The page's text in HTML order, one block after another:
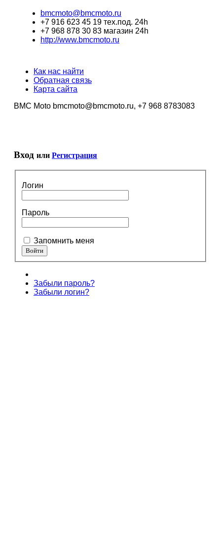
bmcmoto@bmcmoto.ru
+7 916 623 45 19 тех.под. 24h
+7 968 878 30 83 магазин 24h
http://www.bmcmoto.ru
Как нас найти
Обратная связь
Карта сайта
BMC Moto bmcmoto@bmcmoto.ru, +7 968 8783083
Вход или Регистрация
Логин
Пароль
Запомнить меня
Забыли пароль?
Забыли логин?